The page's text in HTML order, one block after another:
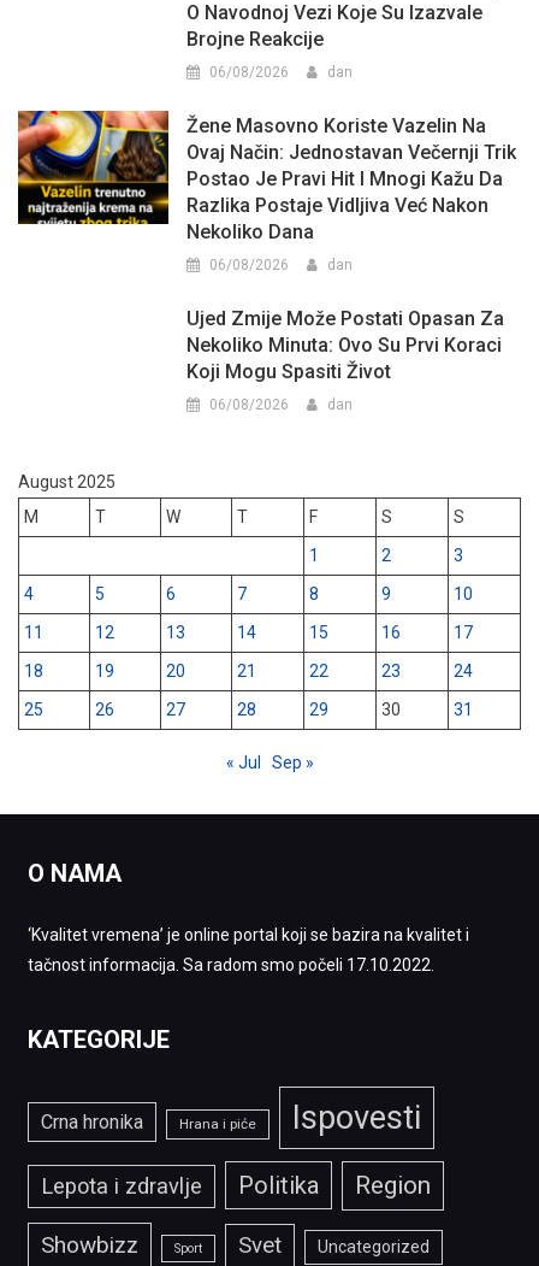
O Navodnoj Vezi Koje Su Izazvale
Brojne Reakcije
06/08/2026 dan
Žene Masovno Koriste Vazelin Na
Ovaj Način: Jednostavan Večernji Trik
Postao Je Pravi Hit I Mnogi Kažu Da
Razlika Postaje Vidljiva Već Nakon
Nekoliko Dana
06/08/2026 dan
Ujed Zmije Može Postati Opasan Za
Nekoliko Minuta: Ovo Su Prvi Koraci
Koji Mogu Spasiti Život
06/08/2026 dan
August 2025
M
T W T F S
S
1
2
3
4
5 6 7 8 9
10
11
12 13 14 15 16
17
18
19 20 21 22 23
24
25
26 27 28 29 30 31
« Jul Sep »
O NAMA
‘Kvalitet vremena’ je online portal koji se bazira na kvalitet i
tačnost informacija. Sa radom smo počeli 17.10.2022.
KATEGORIJE
Crna hronika Hrana i piće Ispovesti
Lepota i zdravlje Politika Region
Showbizz Sport Svet Uncategorized